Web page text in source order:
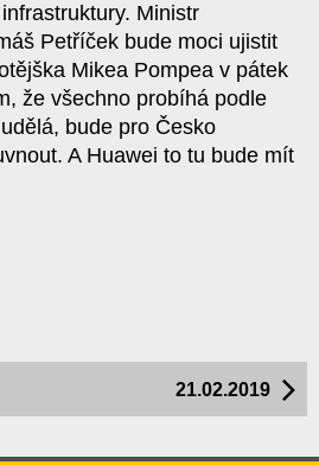
Ministr
Petříček bude moci ujistit
Mikea Pompea v pátek
že všechno probíhá podle
bude pro Česko
A Huawei to tu bude mít
21.02.2019